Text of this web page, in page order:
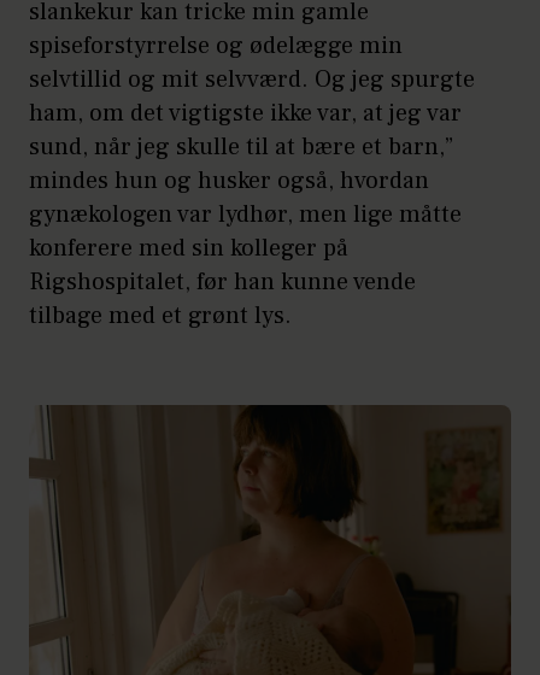
slankekur kan tricke min gamle
spiseforstyrrelse og ødelægge min
selvtillid og mit selvværd. Og jeg spurgte
ham, om det vigtigste ikke var, at jeg var
sund, når jeg skulle til at bære et barn,”
mindes hun og husker også, hvordan
gynækologen var lydhør, men lige måtte
konferere med sin kolleger på
Rigshospitalet, før han kunne vende
tilbage med et grønt lys.